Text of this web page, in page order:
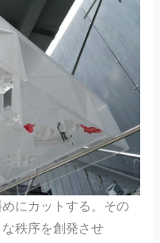
にカットする。その
秩序を創発させ